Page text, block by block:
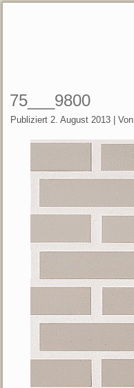
75___9800
Publiziert 2. August 2013 |Von